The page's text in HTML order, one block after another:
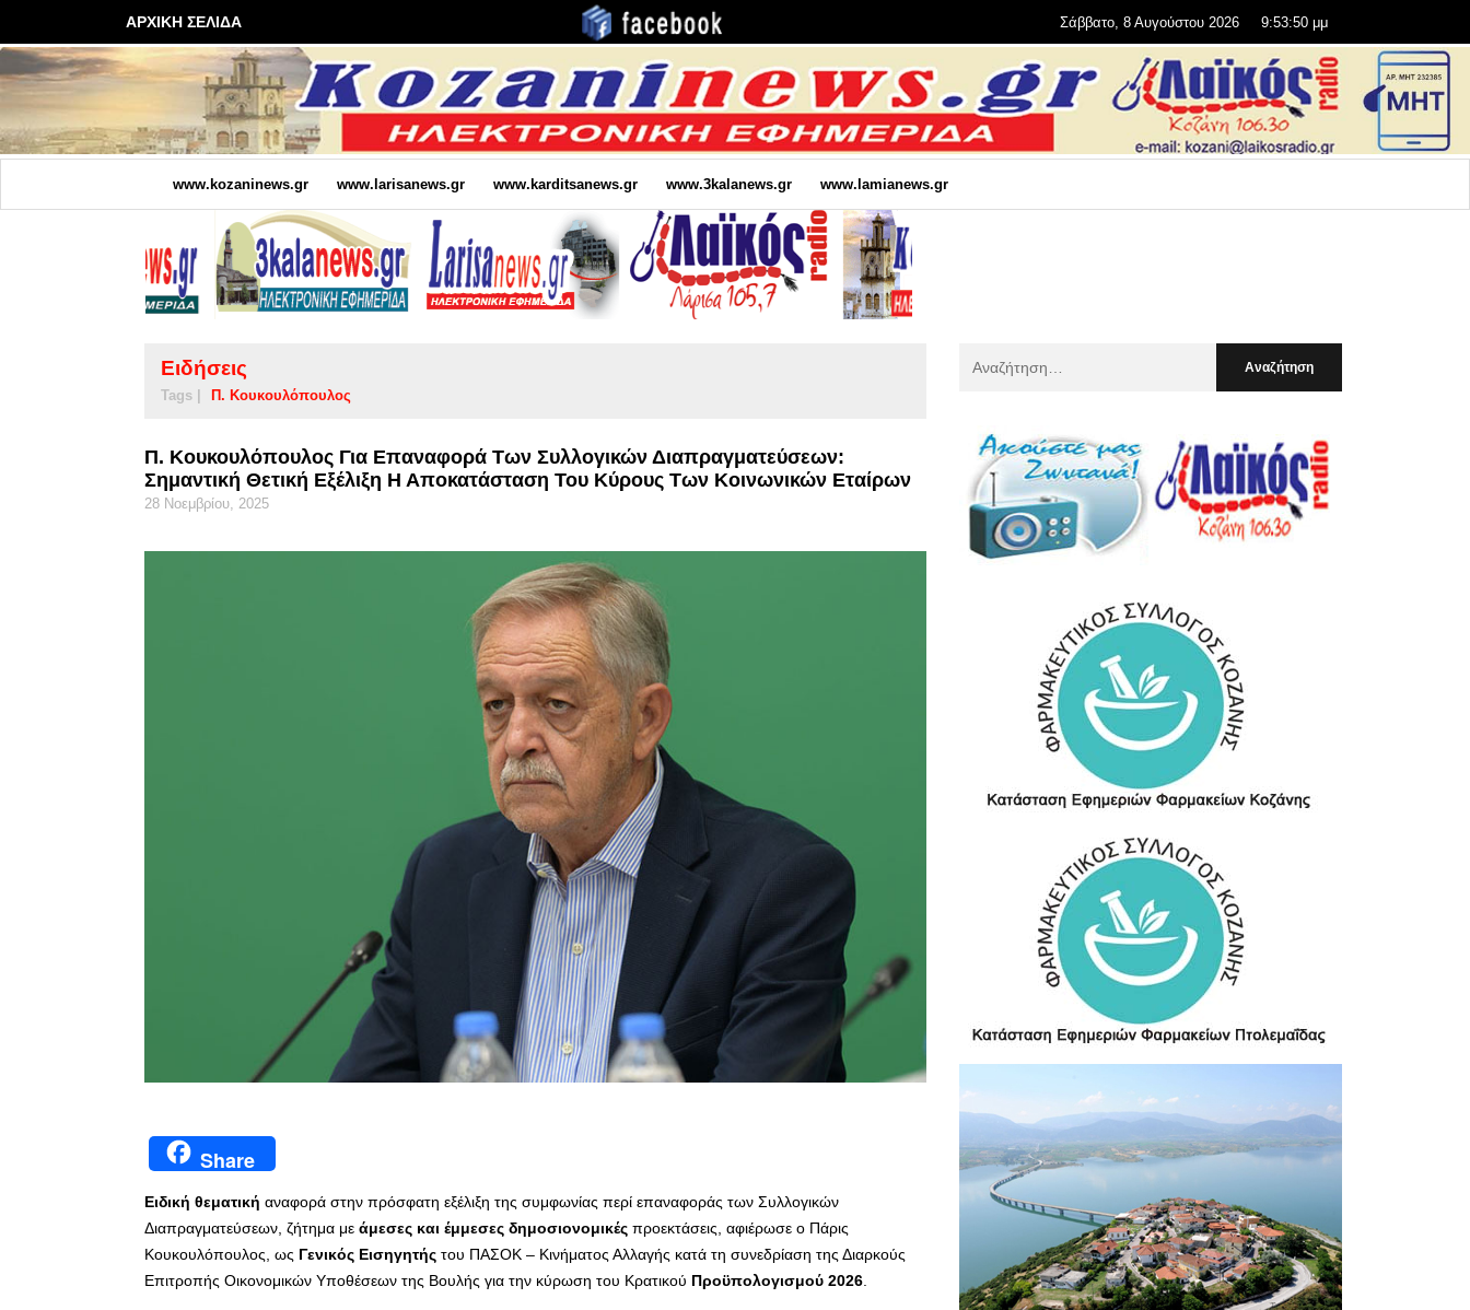
ΑΡΧΙΚΗ ΣΕΛΙΔΑ Σάββατο, 8 Αυγούστου 2026 9:53:51 μμ
www.kozaninews.gr www.larisanews.gr www.karditsanews.gr www.3kalanews.gr www.lamianews.gr
Ειδήσεις
Tags | Π. Κουκουλόπουλος
Π. Κουκουλόπουλος Για Επαναφορά Των Συλλογικών Διαπραγματεύσεων:
Σημαντική Θετική Εξέλιξη Η Αποκατάσταση Του Κύρους Των Κοινωνικών Εταίρων
28 Νοεμβρίου, 2025
Share
Ειδική θεματική αναφορά στην πρόσφατη εξέλιξη της συμφωνίας περί επαναφοράς των Συλλογικών
Διαπραγματεύσεων, ζήτημα με άμεσες και έμμεσες δημοσιονομικές προεκτάσεις, αφιέρωσε ο Πάρις
Κουκουλόπουλος, ως Γενικός Εισηγητής του ΠΑΣΟΚ – Κινήματος Αλλαγής κατά τη συνεδρίαση της Διαρκούς
Επιτροπής Οικονομικών Υποθέσεων της Βουλής για την κύρωση του Κρατικού Προϋπολογισμού 2026.